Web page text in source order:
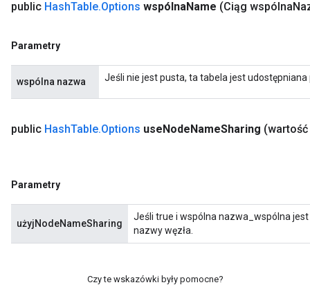
public HashTable.Options wspólnaName (Ciąg wspólna
Parametry
wspólna nazwa Jeśli nie jest pusta, ta tabela jest
public HashTable.Options useNodeNameSharing
Parametry
użyjNodeNameSharing
Jeśli true i wspólna nazwa_wspólna
nazwy węzła.
Czy te wskazówki były pomocne?